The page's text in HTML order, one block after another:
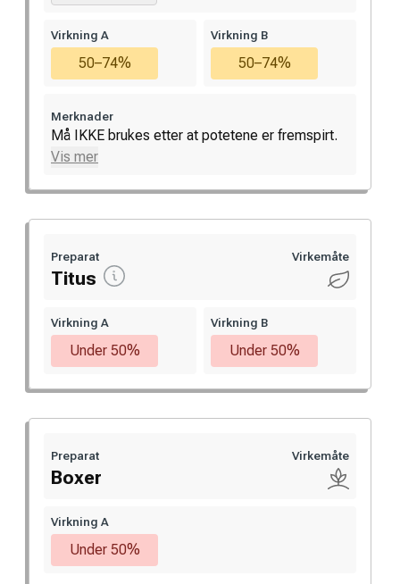
Virkning A
50–74%
Virkning B
50–74%
Merknader
Må IKKE brukes etter at potetene er fremspirt.
Vis mer
Preparat
Titus
Virkemåte
Virkning A
Under 50%
Virkning B
Under 50%
Preparat
Boxer
Virkemåte
Virkning A
Under 50%